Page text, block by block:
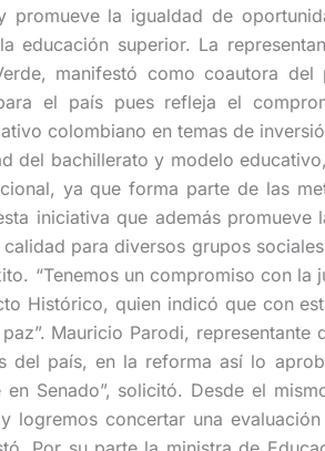
promueve la igualdad de
educación superior. La
manifestó como coautora
el país pues refleja el
colombiano en temas de
del bachillerato y modelo
ya que forma parte de las
iniciativa que además promueve
para diversos grupos
“Tenemos un compromiso con la
Histórico, quien indicó que con
Mauricio Parodi, representante
del país, en la reforma así lo
Senado”, solicitó. Desde el
concertar una